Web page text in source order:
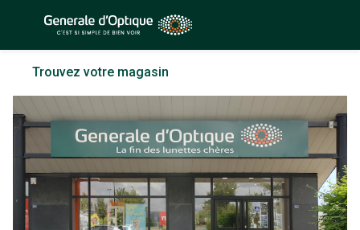
principal
Lunettes de soleil
Sélection -50%
Sélection -30%
Sélection -20%
Lunettes de vue
Sélection -50%
Lunettes
Examen
Trouvez votre magasin